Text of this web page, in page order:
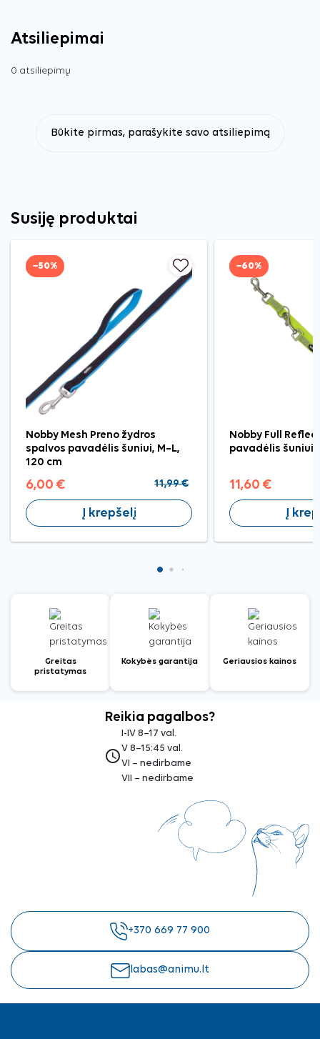
Atsiliepimai
0 atsiliepimų
Būkite pirmas, parašykite savo atsiliepimą
Susiję produktai
−50%
Nobby Mesh Preno žydros
spalvos pavadėlis šuniui, M–L,
120 cm
6,00 € 11,99 €
Į krepšelį
−60%
Nobby Full
pavadėlis šuniui,
11,60 €
Į
Greitas
pristatymas
Kokybės garantija Geriausios kainos
Reikia pagalbos?
access_time
I-IV 8–17 val.
V 8–15:45 val.
VI – nedirbame
VII – nedirbame
+370 669 77 900
labas@animu.lt